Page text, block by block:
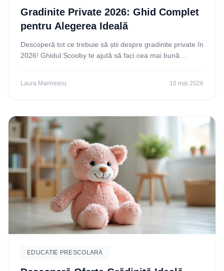
Gradinite Private 2026: Ghid Complet
pentru Alegerea Ideală
Descoperă tot ce trebuie să știi despre gradinite private în
2026! Ghidul Scooby te ajută să faci cea mai bună
Laura Marinescu 10 mai 2026
EDUCATIE PRESCOLARA